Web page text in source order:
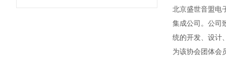
北京盛世音盟电
集成公司。公司
统的开发、设计
为该协会团体会